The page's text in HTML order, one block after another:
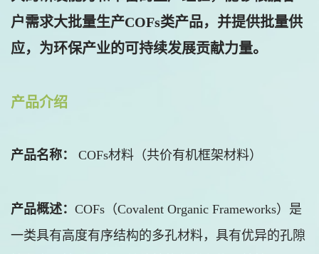
户需求大批量生产COFs类产品，并提供批量供
应，为环保产业的可持续发展贡献力量。
产品介绍
产品名称： COFs材料（共价有机框架材料）
产品概述： COFs（Covalent Organic Frameworks）是
一类具有高度有序结构的多孔材料，具有优异的孔隙